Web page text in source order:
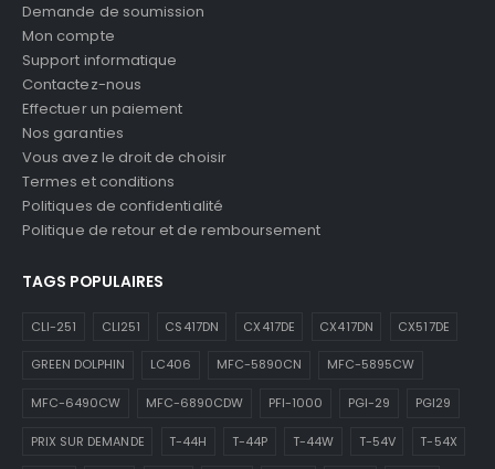
Demande de soumission
Mon compte
Support informatique
Contactez-nous
Effectuer un paiement
Nos garanties
Vous avez le droit de choisir
Termes et conditions
Politiques de confidentialité
Politique de retour et de remboursement
TAGS POPULAIRES
CLI-251 CLI251 CS417DN CX417DE CX417DN CX517DE
GREEN DOLPHIN LC406 MFC-5890CN MFC-5895CW
MFC-6490CW MFC-6890CDW PFI-1000 PGI-29 PGI29
PRIX SUR DEMANDE T-44H T-44P T-44W T-54V T-54X